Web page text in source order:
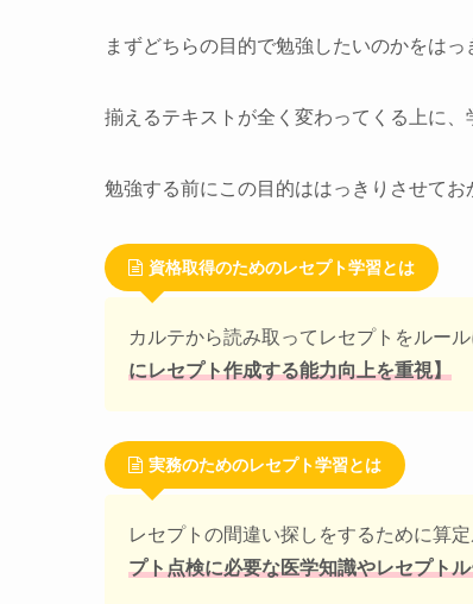
まずどちらの目的で勉強したいのかをはっ
揃えるテキストが全く変わってくる上に、
勉強する前にこの目的ははっきりさせてお
資格取得のためのレセプト学習とは
カルテから読み取ってレセプトをルー
にレセプト作成する能力向上を重視】
実務のためのレセプト学習とは
レセプトの間違い探しをするために算
プト点検に必要な医学知識やレセプト